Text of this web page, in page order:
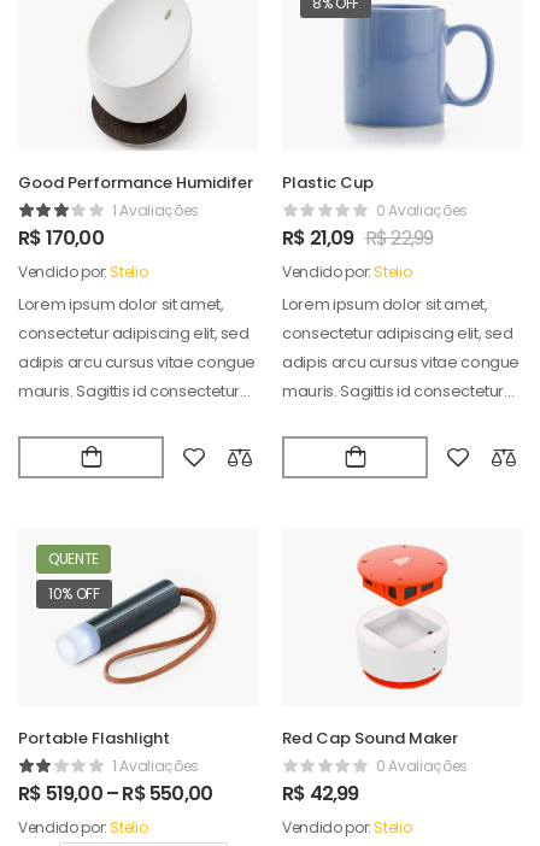
Good Performance Humidifer
1 Avaliações
R$170,00
Vendido por:Stelio
Lorem ipsum dolor sit amet,
consectetur adipiscing elit, sed
adipis arcu cursus vitae congue
mauris. Sagittis id consectetur
Plastic Cup
0 Avaliações
R$ 21,09 R$22,99
Vendido por:Stelio
Lorem ipsum dolor sit amet,
consectetur adipiscing elit, sed
adipis arcu cursus vitae congue
mauris. Sagittis id consectetur
QUENTE
10% OFF
Portable Flashlight
1 Avaliações
R$ 519,00–R$550,00
Vendido por:Stelio
Red Cap Sound Maker
0 Avaliações
R$ 42,99
Vendido por:Stelio